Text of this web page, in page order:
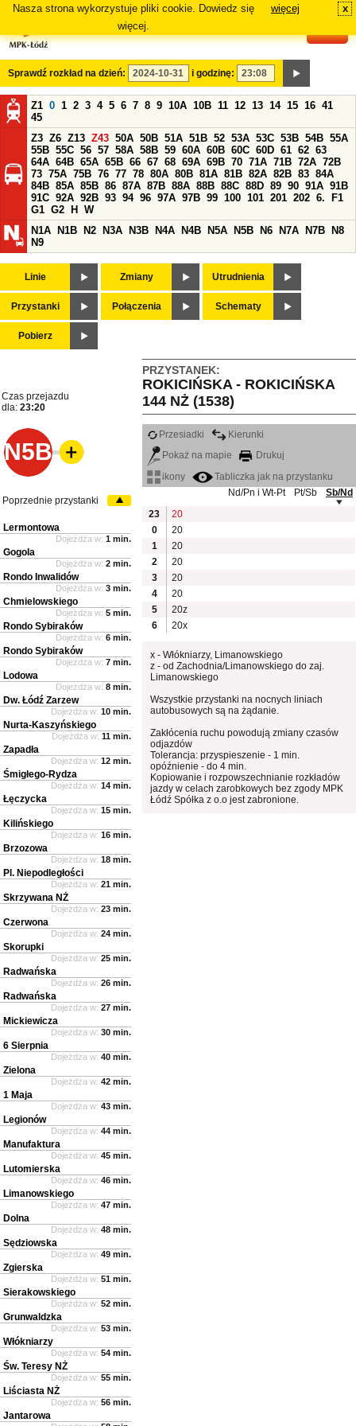
Nasza strona wykorzystuje pliki cookie. Dowiedz się
więcej.
więcej x
Sprawdź rozkład na dzień: i godzinę:
Z1 0 1 2 3 4 5 6 7 8 9 10A 10B 11 12 13 14 15 16 41
45
Z3 Z6 Z13 Z43 50A 50B 51A 51B 52 53A 53C 53B 54B 55A
55B 55C 56 57 58A 58B 59 60A 60B 60C 60D 61 62 63
64A 64B 65A 65B 66 67 68 69A 69B 70 71A 71B 72A 72B
73 75A 75B 76 77 78 80A 80B 81A 81B 82A 82B 83 84A
84B 85A 85B 86 87A 87B 88A 88B 88C 88D 89 90 91A 91B
91C 92A 92B 93 94 96 97A 97B 99 100 101 201 202 6.
F1
G1 G2 H
W
N1A
N1B N2 N3A N3B N4A N4B N5A N5B N6 N7A N7B
N8
N9
Linie Zmiany Utrudnienia
Przystanki Połączenia Schematy
Pobierz
PRZYSTANEK:
ROKICIŃSKA - ROKICIŃSKA
144 NŻ (1538)
Czas przejazdu
dla: 23:20
N5B
Przesiadki
Kierunki
Pokaż na mapie
Drukuj
ikony
Tabliczka jak na przystanku
Nd/Pn i Wt-Pt
Pt/Sb
Sb/Nd
23
20
0
20
1
20
2
20
3
20
4
20
5
20z
6
20x
x - Włókniarzy, Limanowskiego
z - od Zachodnia/Limanowskiego do zaj.
Limanowskiego
Wszystkie przystanki na nocnych liniach
autobusowych są na żądanie.
Zakłócenia ruchu powodują zmiany czasów
odjazdów
Tolerancja: przyspieszenie - 1 min.
opóźnienie - do 4 min.
Kopiowanie i rozpowszechnianie rozkładów
jazdy w celach zarobkowych bez zgody MPK
Łódź Spółka z o.o jest zabronione.
Poprzednie przystanki
Lermontowa
Dojeżdża w: 1 min.
Gogola
Dojeżdża w: 2 min.
Rondo Inwalidów
Dojeżdża w: 3 min.
Chmielowskiego
Dojeżdża w: 5 min.
Rondo Sybiraków
Dojeżdża w: 6 min.
Rondo Sybiraków
Dojeżdża w: 7 min.
Lodowa
Dojeżdża w: 8 min.
Dw. Łódź Zarzew
Dojeżdża w: 10 min.
Nurta-Kaszyńskiego
Dojeżdża w: 11 min.
Zapadła
Dojeżdża w: 12 min.
Śmigłego-Rydza
Dojeżdża w: 14 min.
Łęczycka
Dojeżdża w: 15 min.
Kilińskiego
Dojeżdża w: 16 min.
Brzozowa
Dojeżdża w: 18 min.
Pl. Niepodległości
Dojeżdża w: 21 min.
Skrzywana NŻ
Dojeżdża w: 23 min.
Czerwona
Dojeżdża w: 24 min.
Skorupki
Dojeżdża w: 25 min.
Radwańska
Dojeżdża w: 26 min.
Radwańska
Dojeżdża w: 27 min.
Mickiewicza
Dojeżdża w: 30 min.
6 Sierpnia
Dojeżdża w: 40 min.
Zielona
Dojeżdża w: 42 min.
1 Maja
Dojeżdża w: 43 min.
Legionów
Dojeżdża w: 44 min.
Manufaktura
Dojeżdża w: 45 min.
Lutomierska
Dojeżdża w: 46 min.
Limanowskiego
Dojeżdża w: 47 min.
Dolna
Dojeżdża w: 48 min.
Sędziowska
Dojeżdża w: 49 min.
Zgierska
Dojeżdża w: 51 min.
Sierakowskiego
Dojeżdża w: 52 min.
Grunwaldzka
Dojeżdża w: 53 min.
Włókniarzy
Dojeżdża w: 54 min.
Św. Teresy NŻ
Dojeżdża w: 55 min.
Liściasta NŻ
Dojeżdża w: 56 min.
Jantarowa